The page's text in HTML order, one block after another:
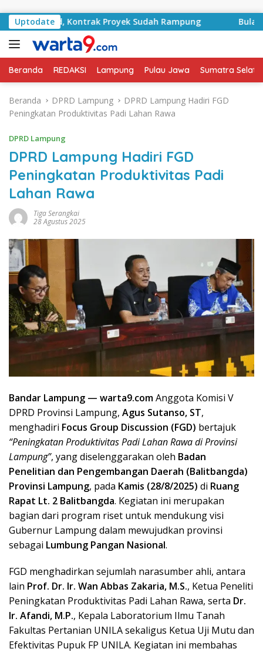
Uptodate
Basyid, Kontrak Proyek Sudah Rampung Bulan
Beranda REDAKSI Lampung Pulau Jawa Sumatra
Beranda DPRD Lampung
DPRD Lampung Hadiri FGD
Peningkatan Produktivitas Padi Lahan Rawa
DPRD Lampung
DPRD Lampung Hadiri FGD
Peningkatan Produktivitas Padi
Lahan Rawa
Tiga Serangkai
28 Agustus 2025
Bandar Lampung — warta9.comAnggota Komisi V
DPRD Provinsi Lampung, Agus Sutanso, ST,
menghadiri Focus Group Discussion (FGD) bertajuk
“Peningkatan Produktivitas Padi Lahan Rawa di Provinsi
Lampung”, yang diselenggarakan oleh Badan
Penelitian dan Pengembangan Daerah (Balitbangda)
Provinsi Lampung, pada Kamis (28/8/2025) di Ruang
Rapat Lt. 2 Balitbangda. Kegiatan ini merupakan
bagian dari program riset untuk mendukung visi
Gubernur Lampung dalam mewujudkan provinsi
sebagai Lumbung Pangan Nasional.
FGD menghadirkan sejumlah narasumber ahli, antara
lain Prof. Dr. Ir. Wan Abbas Zakaria, M.S., Ketua Peneliti
Peningkatan Produktivitas Padi Lahan Rawa, serta Dr.
Ir. Afandi, M.P., Kepala Laboratorium Ilmu Tanah
Fakultas Pertanian UNILA sekaligus Ketua Uji Mutu dan
Efektivitas Pupuk FP UNILA. Kegiatan ini membahas